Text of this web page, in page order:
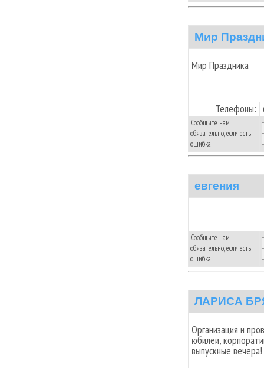
Мир
Мир Праздника
Телефоны:
Сообщите нам
обязательно, если есть
ошибка:
евгения
Сообщите нам
обязательно, если есть
ошибка:
ЛАРИСА
Организация и
юбилеи,
выпускные вечера!